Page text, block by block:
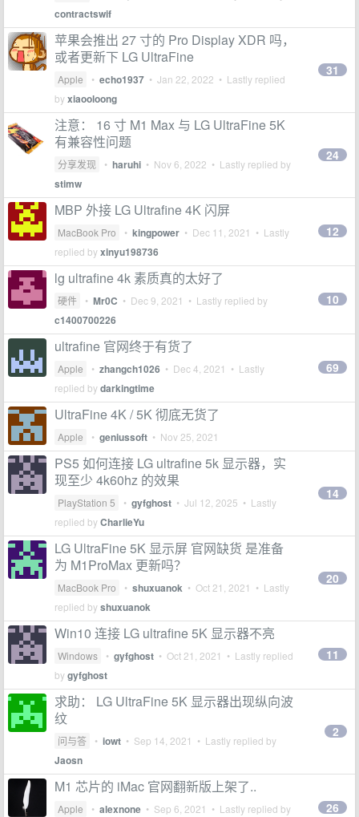
contractswif
苹果会推出 27 寸的 Pro Display XDR 吗，
或者更新下 LG UltraFine
Apple • echo1937 • Jan 22, 2022 • Lastly replied
byxiaooloong
31
注意： 16 寸 M1 Max 与 LG UltraFine 5K
有兼容性问题
分享发现 • haruhi • Nov 6, 2022 • Lastly replied by
stimw
24
MBP 外接 LG Ultrafine 4K 闪屏
MacBook Pro • kingpower • Dec 11, 2021 • Lastly
replied byxinyu198736
12
lg ultrafine 4k 素质真的太好了
硬件 • Mr0C • Dec 9, 2021 • Lastly replied by
c1400700226
10
ultrafine 官网终于有货了
Apple • zhangch1026 • Dec 4, 2021 • Lastly
replied bydarkingtime
69
UltraFine 4K / 5K 彻底无货了
Apple • geniussoft • Nov 25, 2021
PS5 如何连接 LG ultrafine 5k 显示器，实
现至少 4k60hz 的效果
PlayStation 5 • gyfghost • Jul 12, 2025 • Lastly
replied byCharlieYu
14
LG UltraFine 5K 显示屏 官网缺货 是准备
为 M1ProMax 更新吗？
MacBook Pro • shuxuanok • Oct 21, 2021 • Lastly
replied byshuxuanok
20
Win10 连接 LG ultrafine 5K 显示器不亮
Windows • gyfghost • Oct 21, 2021 • Lastly replied
bygyfghost
11
求助： LG UltraFine 5K 显示器出现纵向波
纹
问与答 • iowt • Sep 14, 2021 • Lastly replied by
Jaosn
2
M1 芯片的 iMac 官网翻新版上架了..
Apple • alexnone • Sep 6, 2021 • Lastly replied by 26